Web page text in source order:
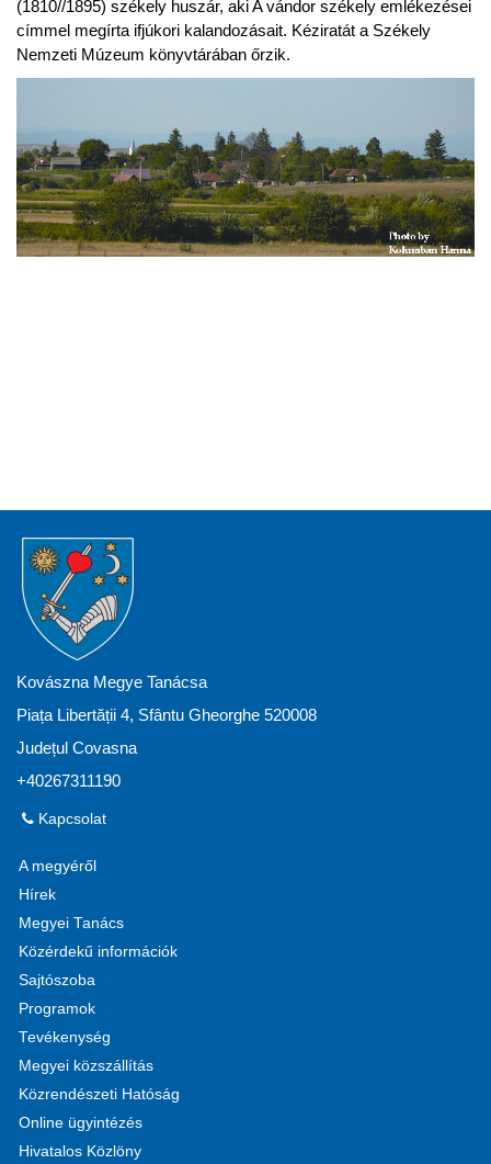
(1810//1895) székely huszár, aki A vándor székely emlékezései
címmel megírta ifjúkori kalandozásait. Kéziratát a Székely
Nemzeti Múzeum könyvtárában őrzik.
Kovászna Megye Tanácsa
Piața Libertății 4, Sfântu Gheorghe 520008
Județul Covasna
+40267311190
Kapcsolat
A megyéről
Hírek
Megyei Tanács
Közérdekű információk
Sajtószoba
Programok
Tevékenység
Megyei közszállítás
Közrendészeti Hatóság
Online ügyintézés
Hivatalos Közlöny